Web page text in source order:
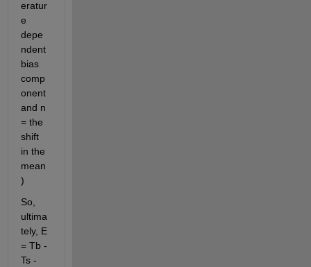
eratur
e
depe
ndent
bias
comp
onent
and n
= the
shift
in the
mean
)
So,
ultima
tely, E
= Tb -
Ts -